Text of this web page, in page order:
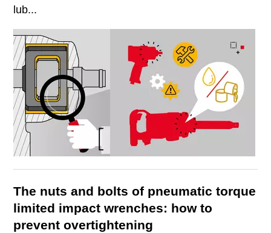
lub...
The nuts and bolts of pneumatic torque
limited impact wrenches: how to
prevent overtightening